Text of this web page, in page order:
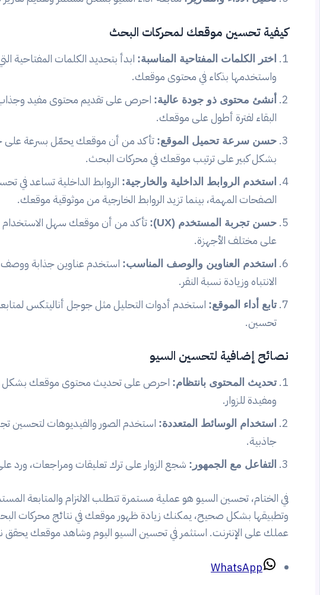
كيفية تحسين موقعك لمحركات البحث
اختر الكلمات المفتاحية المناسبة: ابدأ بتحديد الكلمات
واستخدمها بذكاء في محتوى موقعك.
أنشئ محتوى ذو جودة عالية: احرص على تقديم محتوى مفيد وجذاب
البقاء لفترة أطول على موقعك.
حسن سرعة تحميل الموقع: تأكد من أن موقعك يحمّل بسرعة على
بشكل كبير على ترتيب موقعك في محركات البحث.
استخدم الروابط الداخلية والخارجية: الروابط الداخلية تساعد في
الصفحات المهمة، بينما تزيد الروابط الخارجية من موثوقية موقعك.
حسن تجربة المستخدم (UX):
تأكد من أن موقعك سهل
على مختلف الأجهزة.
استخدم العناوين والوصف المناسب: استخدم عناوين جذابة
الانتباه وزيادة نسبة النقر.
تابع أداء الموقع: استخدم أدوات التحليل مثل جوجل أناليتكس
تحسين.
نصائح إضافية لتحسين السيو
تحديث المحتوى بانتظام: احرص على تحديث محتوى موقعك بشكل
ومفيدة للزوار.
استخدام الوسائط المتعددة: استخدم الصور والفيديوهات لتحسين
جاذبية.
التفاعل مع الجمهور: شجع الزوار على ترك تعليقات ومراجعات، ورد
في الختام، تحسين السيو هو عملية مستمرة تتطلب الالتزام والمتابعة
وتطبيقها بشكل صحيح، يمكنك زيادة ظهور موقعك في نتائج محركات
عملك على الإنترنت. استثمر في تحسين السيو اليوم وشاهد موقعك يحقق
WhatsApp